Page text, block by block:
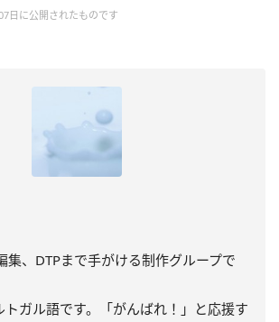
日に公開されたものです
集、DTPまで手がける制作グループで
トガル語です。「がんばれ！」と応援す